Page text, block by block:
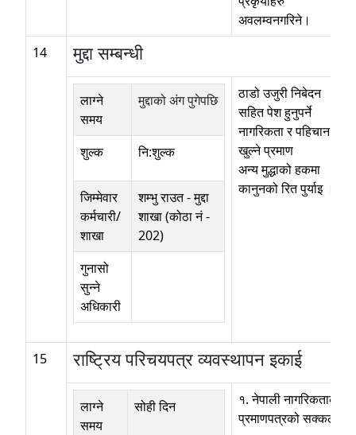
अवलम्वनगरिने।
14
मुद्दा सम्बन्धी
लाग्ने
समय
मुद्दाको अंग पुगेपछि
शुल्क नि:शुल्क
जिम्मेवार
कर्मचारी/
शाखा
शम्भु राउत-मुद्दा
शाखा (कोठा नं -
202)
गुनासो
सुन्ने
अधिकारी
ठाडो उजुरी निबेदन
सहित पेश हुनुपर्ने
नागरिकता र पहिचान
खुल्ने प्रमाण
अन्य मुद्धाको हकमा
कानुनको रित पुर्याइ ।
15 राष्ट्रिय परिचयपत्र व्यवस्थापन इकाई
लाग्ने
समय
सोही दिन
१. नेपाली नागरिकताको
प्रमाणपत्रको सक्कल